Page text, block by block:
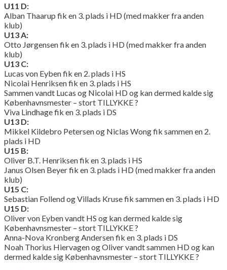
U11 D:
Alban Thaarup fik en 3. plads i HD (med makker fra anden
klub)
U13 A:
Otto Jørgensen fik en 3. plads i HD (med makker fra anden
klub)
U13 C:
Lucas von Eyben fik en 2. plads i HS
Nicolai Henriksen fik en 3. plads i HS
Sammen vandt Lucas og Nicolai HD og kan dermed kalde sig
Københavnsmester – stort TILLYKKE ?
Viva Lindhage fik en 3. plads i DS
U13 D:
Mikkel Kildebro Petersen og Niclas Wong fik sammen en 2.
plads i HD
U15 B:
Oliver B.T. Henriksen fik en 3. plads i HS
Janus Olsen Beyer fik en 3. plads i HD (med makker fra anden
klub)
U15 C:
Sebastian Follend og Villads Kruse fik sammen en 3. plads i HD
U15 D:
Oliver von Eyben vandt HS og kan dermed kalde sig
Københavnsmester – stort TILLYKKE ?
Anna-Nova Kronberg Andersen fik en 3. plads i DS
Noah Thorius Hiervagen og Oliver vandt sammen HD og kan
dermed kalde sig Københavnsmester – stort TILLYKKE ?